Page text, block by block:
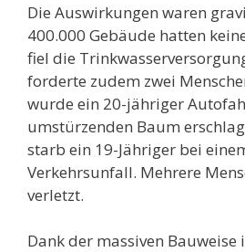
Die Auswirkungen waren
400.000 Gebäude hatten
fiel die
forderte zudem zwei
wurde ein 20-jähriger
umstürzenden Baum
starb ein 19-Jähriger bei
Verkehrsunfall. Mehrere
verletzt.
Dank der massiven